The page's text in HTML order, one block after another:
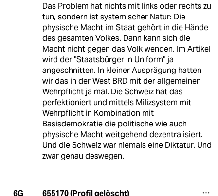
Das Problem hat nichts mit links oder rechts zu
tun, sondern ist systemischer Natur: Die
physische Macht im Staat gehört in die Hände
des gesamten Volkes. Dann kann sich die
Macht nicht gegen das Volk wenden. Im Artikel
wird der "Staatsbürger in Uniform" ja
angeschnitten. In kleiner Ausprägung hatten
wir das in der West BRD mit der allgemeinen
Wehrpflicht ja mal. Die Schweiz hat das
perfektioniert und mittels Milizsystem mit
Wehrpflicht in Kombination mit
Basisdemokratie die politische wie auch
physische Macht weitgehend dezentralisiert.
Und die Schweiz war niemals eine Diktatur. Und
zwar genau deswegen.
6G 655170 (Profil gelöscht)